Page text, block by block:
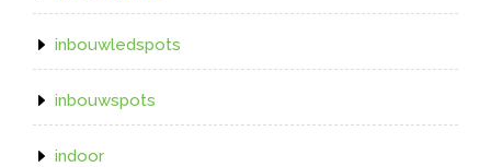
inbouwledspots
inbouwspots
indoor